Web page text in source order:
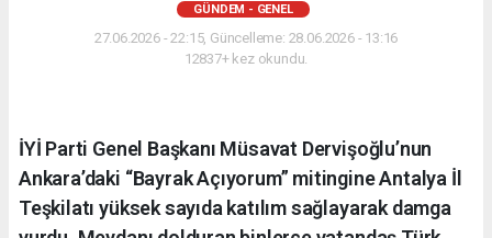
GÜNDEM - GENEL
27.06.2026 - 22:15, Güncelleme: 28.06.2026 - 13:16
12837+ kez okundu.
İYİ Parti Genel Başkanı Müsavat Dervişoğlu’nun
Ankara’daki “Bayrak Açıyorum” mitingine Antalya İl
Teşkilatı yüksek sayıda katılım sağlayarak damga